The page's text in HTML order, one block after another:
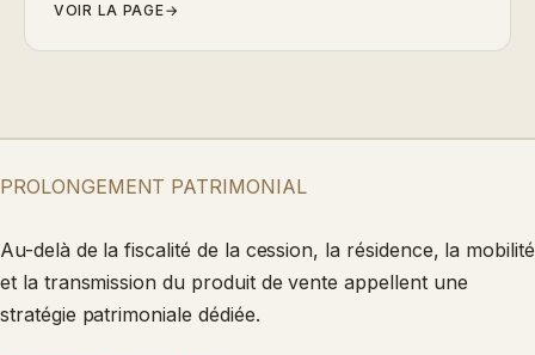
VOIR LA PAGE→
PROLONGEMENT PATRIMONIAL
Au-delà de la fiscalité de la cession, la résidence, la mobilité
et la transmission du produit de vente appellent une
stratégie patrimoniale dédiée.